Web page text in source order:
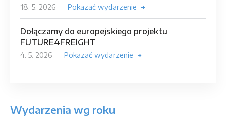
18. 5. 2026 Pokazać wydarzenie
Dołączamy do europejskiego projektu
FUTURE4FREIGHT
4. 5. 2026 Pokazać wydarzenie
Wydarzenia wg roku